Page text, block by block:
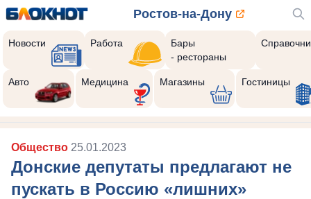
Ростов-на-Дону
Новости Работа
Бары
- рестораны
Авто Медицина Магазины Гостиницы
Общество 25.01.2023
Донские депутаты предлагают не
пускать в Россию «лишних»